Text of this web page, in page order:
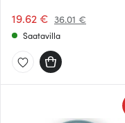
19.62 € 36.01 €
Saatavilla